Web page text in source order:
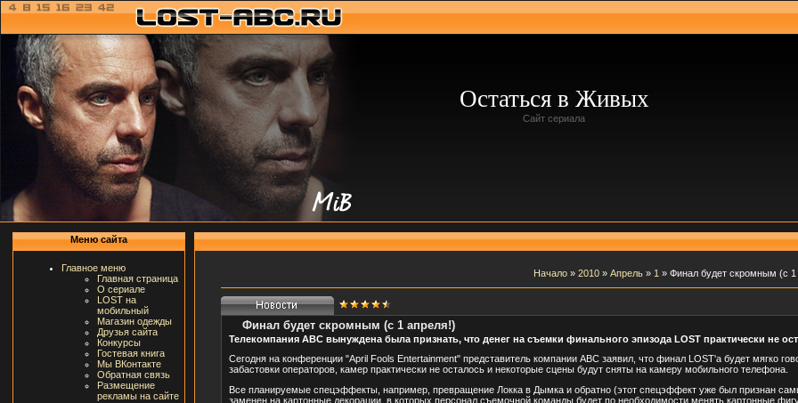
Остаться в Живых
Сайт сериала
Меню сайта
Главное меню
Главная страница
О сериале
LOST на
мобильный
Магазин одежды
Друзья сайта
Конкурсы
Гостевая книга
Мы ВКонтакте
Обратная связь
Размещение
рекламы на сайте
Начало» 2010 » Апрель » 1 » Финал будет скромным (с 1
Финал будет скромным (с 1 апреля!)
Телекомпания АВС вынуждена была признать, что денег на съемки финального эпизода LOST практически не
Сегодня на конференции "April Fools Entertainment" представитель компании АВС заявил, что финал LOST'а будет мягко
забастовки операторов, камер практически не осталось и некоторые сцены будут сняты на камеру мобильного телефона.
Все планируемые спецэффекты, например, превращение Локка в Дымка и обратно (этот спецэффект уже был признан
заменен на картонные декорации, в которых персонал съемочной команды будет по необходимости менять картонные